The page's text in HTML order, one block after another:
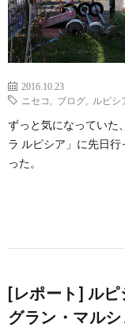
2016.10.23
ニセコ
ブログ ルピシ
ずっと気になっていた
ラ ルピシア」に先日
った。
[レポート] ル
グラン・マルシ